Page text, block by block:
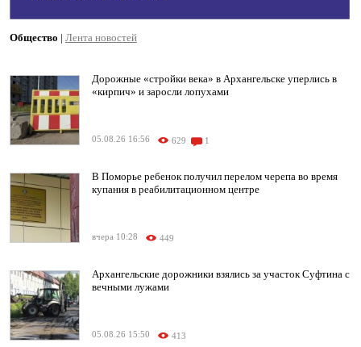
Общество | Лента новостей
Дорожные «стройки века» в Архангельске уперлись в
«кирпич» и заросли лопухами
05.08.26 16:56 629 1
В Поморье ребенок получил перелом черепа во время
купания в реабилитационном центре
вчера 10:28 449
Архангельские дорожники взялись за участок Суфтина с
вечными лужами
05.08.26 15:50 413